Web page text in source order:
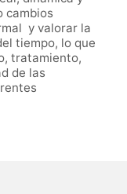
cambios
y valorar la
tiempo, lo que
tratamiento,
de las